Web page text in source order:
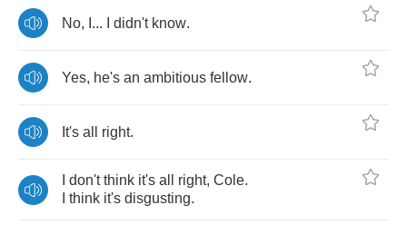
No, ... didn't know.
Yes, he's an ambitious fellow.
It's all right.
don't think it's all right, Cole.
think it's disgusting.